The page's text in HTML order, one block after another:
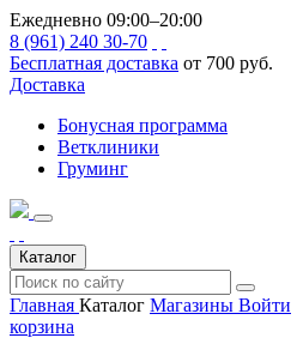
Ежедневно 09:00–20:00
8 (961) 240 30-70
Бесплатная доставка от 700 руб.
Доставка
Бонусная программа
Ветклиники
Груминг
Каталог
Главная Каталог Магазины Войти
корзина